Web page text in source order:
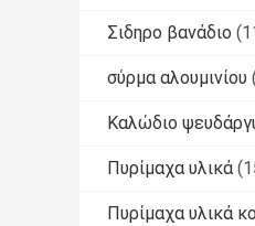
Σιδηρο βανάδιο
σύρμα αλουμινίου
Καλώδιο
Πυρίμαχα υλικά
Πυρίμαχα υλικά